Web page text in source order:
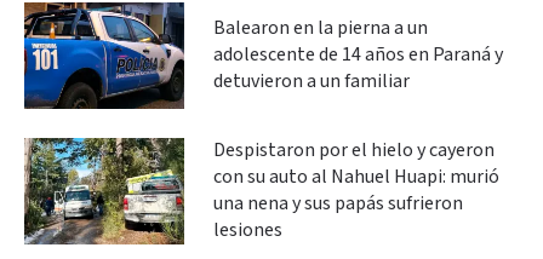
Balearon en la pierna a un
adolescente de 14 años en Paraná y
detuvieron a un familiar
Despistaron por el hielo y cayeron
con su auto al Nahuel Huapi: murió
una nena y sus papás sufrieron
lesiones